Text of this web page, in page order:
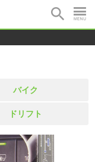
バイク
ドリフト